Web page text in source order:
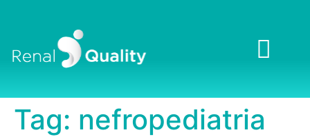
Tag: nefropediatria